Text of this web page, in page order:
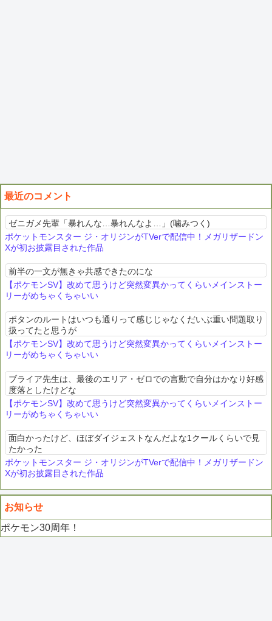
最近のコメント
ゼニガメ先輩「暴れんな…暴れんなよ…」(噛みつく)
ポケットモンスター ジ・オリジンがTVerで配信中！メガリザードン
Xが初お披露目された作品
前半の一文が無きゃ共感できたのにな
【ポケモンSV】改めて思うけど突然変異かってくらいメインストー
リーがめちゃくちゃいい
ボタンのルートはいつも通りって感じじゃなくだいぶ重い問題取り
扱ってたと思うが
【ポケモンSV】改めて思うけど突然変異かってくらいメインストー
リーがめちゃくちゃいい
ブライア先生は、最後のエリア・ゼロでの言動で自分はかなり好感
度落としたけどな
【ポケモンSV】改めて思うけど突然変異かってくらいメインストー
リーがめちゃくちゃいい
面白かったけど、ほぼダイジェストなんだよな1クールくらいで見
たかった
ポケットモンスター ジ・オリジンがTVerで配信中！メガリザードン
Xが初お披露目された作品
お知らせ
ポケモン30周年！